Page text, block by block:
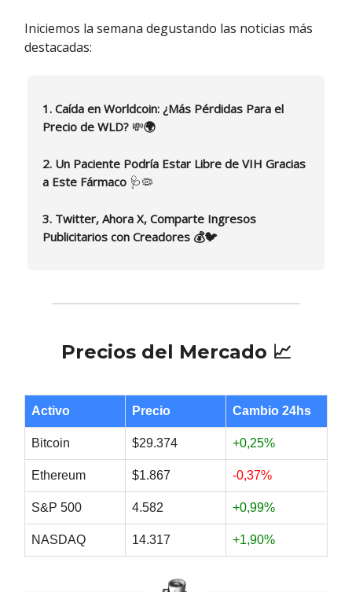
Iniciemos la semana degustando las noticias más
destacadas:
1. Caída en Worldcoin: ¿Más Pérdidas Para el
Precio de WLD? 💸🌍
2. Un Paciente Podría Estar Libre de VIH Gracias
a Este Fármaco 🩺🦠
3. Twitter, Ahora X, Comparte Ingresos
Publicitarios con Creadores 💰🐦
Precios del Mercado 📈
Activo Precio Cambio 24hs
Bitcoin $29.374 +0,25%
Ethereum $1.867 -0,37%
S&P 500 4.582 +0,99%
NASDAQ 14.317 +1,90%